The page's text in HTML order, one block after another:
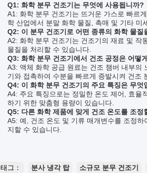
Q1: 화학 분무 건조기는 무엇에 사용됩니까?
A1: 화학 분무 건조기는 뜨거운 가스로 빠르
학 산업에서 분말 화학 물질, 촉매 및 기타 미
Q2: 이 분무 건조기로 어떤 종류의 화학 물질
A2: 화학 분무 건조기는 건조기의 재료 및 작
물질을 처리할 수 있습니다.
Q3: 화학 분무 건조기에서 건조 공정은 어떻
A3: 액체 화학 공급 원료는 건조 챔버 내부의
기와 접촉하여 수분을 빠르게 증발시켜 건조
Q4: 이 화학 분무 건조기의 주요 특징은 무엇
A4: 주요 특징으로는 정밀한 온도 제어, 효율
하기 위한 맞춤형 용량이 있습니다.
Q5: 다른 화학 제품에 맞게 건조 온도를 조정
A5: 예, 건조 온도 및 기류 매개변수를 조정
지할 수 있습니다.
태그： 분사 냉각 탑 소규모 분무 건조기